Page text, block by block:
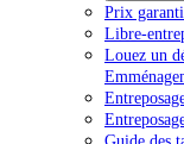
Prix
Libre-
Louez un
Guide des